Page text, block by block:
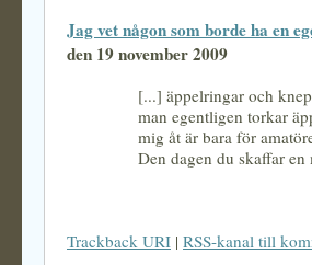
Jag vet någon som borde ha en
den 19 november 2009
[...] äppelringar och
man egentligen torkar
mig åt är bara för
Den dagen du skaffar
Trackback URI | RSS-kanal till